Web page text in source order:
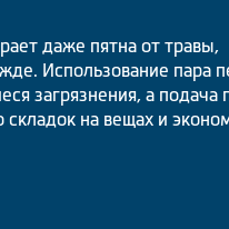
даже пятна от травы,
Использование пара
загрязнения, а подача
на вещах и